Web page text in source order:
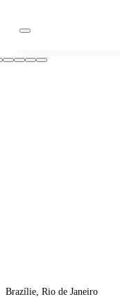
Brazílie, Rio de Janeiro